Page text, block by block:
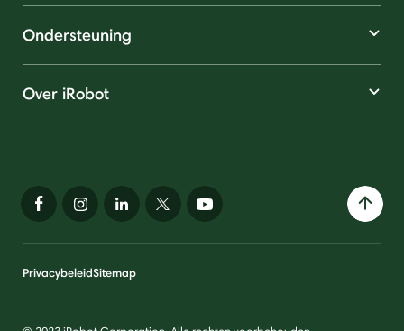
Ondersteuning
Over iRobot
PrivacybeleidSitemap